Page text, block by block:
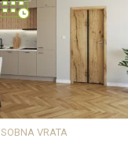
SOBNA VRATA